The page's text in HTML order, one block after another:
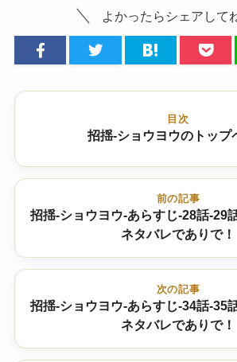
よかったらシェアして
目次
招揺-ショウヨウのトップ
前の記事
招揺-ショウヨウ-あらすじ-28話-29
ネタバレでありで！
次の記事
招揺-ショウヨウ-あらすじ-34話-35
ネタバレでありで！